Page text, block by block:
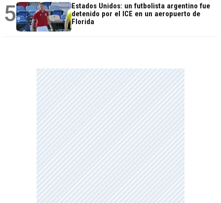
5
Estados Unidos: un futbolista argentino fue
detenido por el ICE en un aeropuerto de
Florida